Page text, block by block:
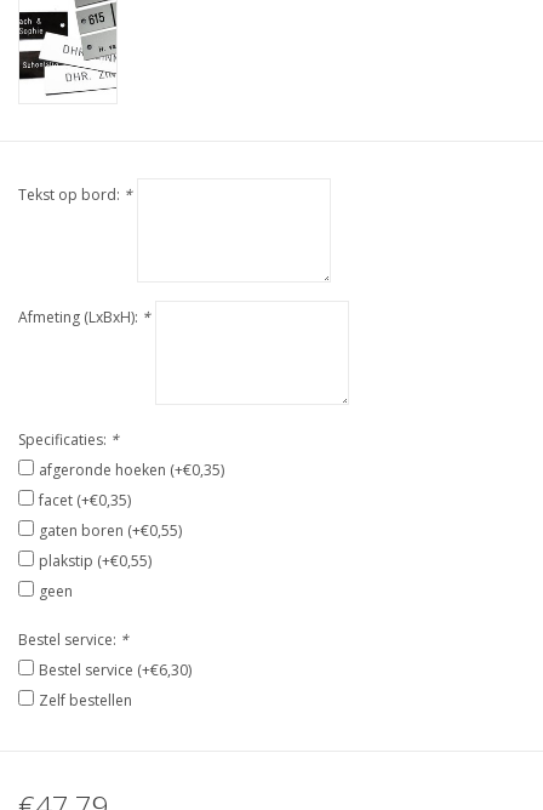
Tekst op bord: *
Afmeting (LxBxH): *
Specificaties: *
afgeronde hoeken (+€0,35)
facet (+€0,35)
gaten boren (+€0,55)
plakstip (+€0,55)
geen
Bestel service: *
Bestel service (+€6,30)
Zelf bestellen